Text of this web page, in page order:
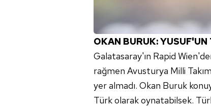
OKAN BURUK:
Galatasaray'ın Rapid
rağmen Avusturya Milli
yer almadı. Okan Buruk
Türk olarak oynatabilsek.